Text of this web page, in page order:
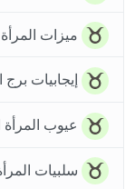
ميزات المرأة
إيجابيات برج
عيوب المرأة
سلبيات